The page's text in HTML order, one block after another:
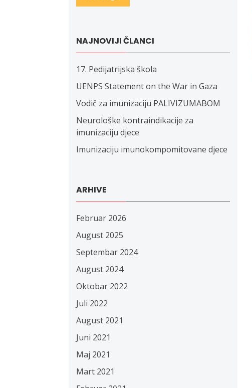
NAJNOVIJI ČLANCI
17. Pedijatrijska škola
UENPS Statement on the War in Gaza
Vodič za imunizaciju PALIVIZUMABOM
Neurološke kontraindikacije za
imunizaciju djece
Imunizaciju imunokompomitovane djece
ARHIVE
Februar 2026
August 2025
Septembar 2024
August 2024
Oktobar 2022
Juli 2022
August 2021
Juni 2021
Maj 2021
Mart 2021